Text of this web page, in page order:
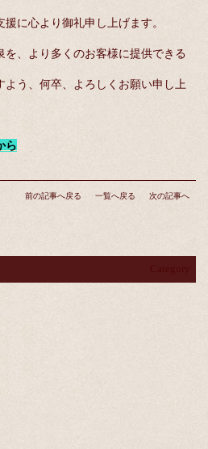
に心より御礼申し上げます。
、より多くのお客様に提供できる
よう、何卒、よろしくお願い申し上
ら
前の記事へ戻る 一覧へ戻る 次の記事へ